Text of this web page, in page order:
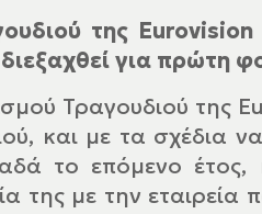
της
διεξαχθεί για
Τραγουδιού της
και με τα σχέδια
το επόμενο
της με την